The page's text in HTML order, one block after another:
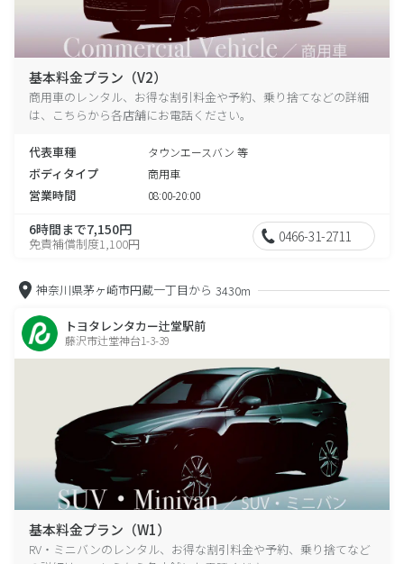
基本料金プラン（V2）
商用車のレンタル、お得な割引料金や予約、乗り捨てなどの詳細
は、こちらから各店舗にお電話ください。
代表車種 タウンエースバン 等
ボディタイプ 商用車
営業時間 08:00-20:00
6時間まで7,150円
免責補償制度1,100円 0466-31-2711
神奈川県茅ヶ崎市円蔵一丁目から 3430m
トヨタレンタカー辻堂駅前
藤沢市辻堂神台1-3-39
基本料金プラン（W1）
RV・ミニバンのレンタル、お得な割引料金や予約、乗り捨てなど